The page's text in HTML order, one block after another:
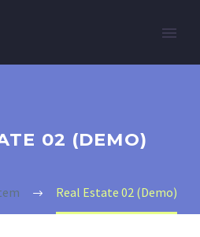
02 (DEMO)
Real Estate 02 (Demo)